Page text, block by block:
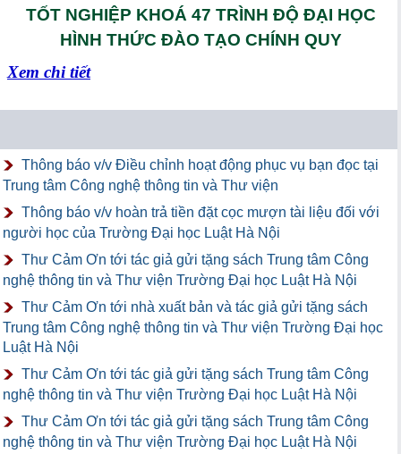
TỐT NGHIỆP KHOÁ 47 TRÌNH ĐỘ ĐẠI HỌC
HÌNH THỨC ĐÀO TẠO CHÍNH QUY
Xem chi tiết
Thông báo v/v Điều chỉnh hoạt động phục vụ bạn đọc tại
Trung tâm Công nghệ thông tin và Thư viện
Thông báo v/v hoàn trả tiền đặt cọc mượn tài liệu đối với
người học của Trường Đại học Luật Hà Nội
Thư Cảm Ơn tới tác giả gửi tặng sách Trung tâm Công
nghệ thông tin và Thư viện Trường Đại học Luật Hà Nội
Thư Cảm Ơn tới nhà xuất bản và tác giả gửi tặng sách
Trung tâm Công nghệ thông tin và Thư viện Trường Đại học
Luật Hà Nội
Thư Cảm Ơn tới tác giả gửi tặng sách Trung tâm Công
nghệ thông tin và Thư viện Trường Đại học Luật Hà Nội
Thư Cảm Ơn tới tác giả gửi tặng sách Trung tâm Công
nghệ thông tin và Thư viện Trường Đại học Luật Hà Nội